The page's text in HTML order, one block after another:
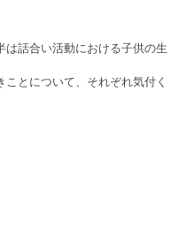
話合い活動における子供の生
とについて、それぞれ気付く